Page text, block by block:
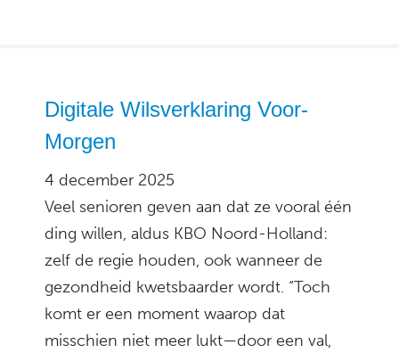
Digitale Wilsverklaring Voor-
Morgen
4 december 2025
Veel senioren geven aan dat ze vooral één
ding willen, aldus KBO Noord-Holland:
zelf de regie houden, ook wanneer de
gezondheid kwetsbaarder wordt. “Toch
komt er een moment waarop dat
misschien niet meer lukt—door een val,